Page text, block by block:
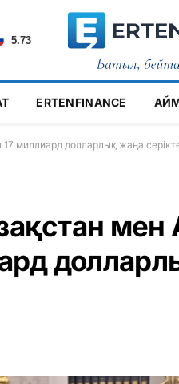
5.73
ERTENFINANCE
миллиард долларлық жаңа